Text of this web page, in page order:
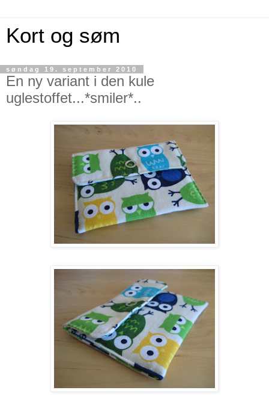
Kort og søm
søndag 19. september 2010
En ny variant i den kule
uglestoffet...*smiler*..